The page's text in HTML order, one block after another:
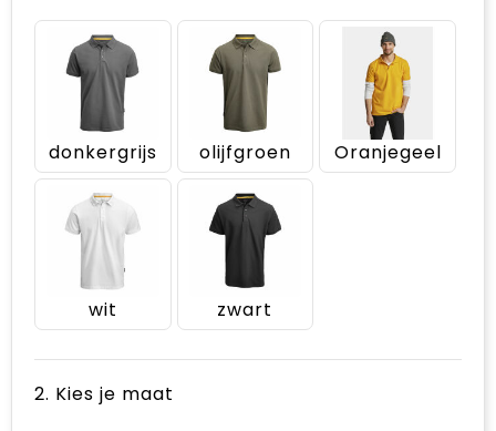
donkergrijs olijfgroen Oranjegeel
wit zwart
2. Kies je maat